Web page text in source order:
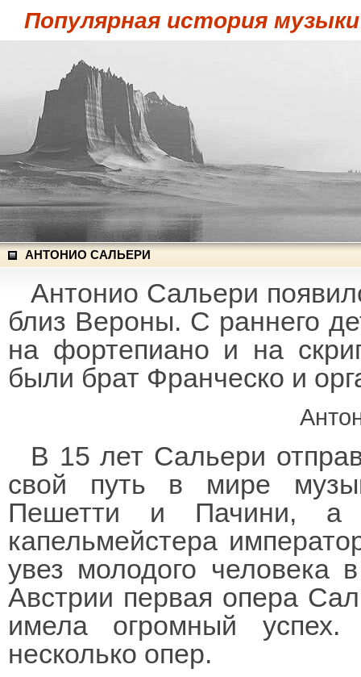
Популярная история музыки
АНТОНИО САЛЬЕРИ
Антонио Сальери
близ Вероны. С раннего
на фортепиано и на
были брат Франческо и
В 15 лет Сальери
свой путь в мире
Пешетти и Пачини, а
капельмейстера
увез молодого человека
Австрии первая опера
имела огромный
несколько опер.